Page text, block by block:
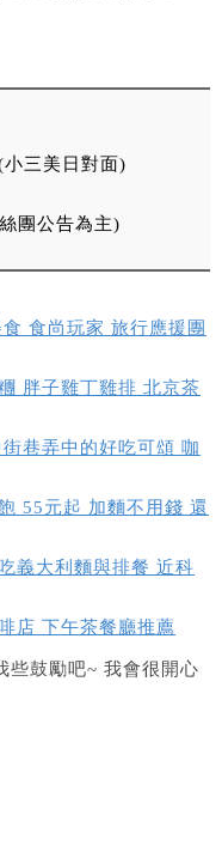
三美日對面)
團公告為主)
食尚玩家 旅行應援團
胖子雞丁雞排 北京茶
巷弄中的好吃可頌 咖
55元起 加麵不用錢 還
義大利麵與排餐 近科
店 下午茶餐廳推薦
些鼓勵吧~ 我會很開心